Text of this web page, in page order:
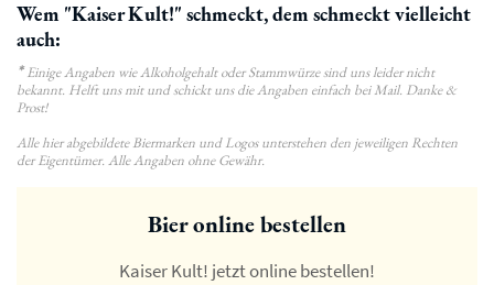
Wem "Kaiser Kult!" schmeckt, dem schmeckt vielleicht
auch:
*Einige Angaben wie Alkoholgehalt oder Stammwürze sind uns leider nicht
bekannt. Helft uns mit und schickt uns die Angaben einfach bei Mail. Danke &
Prost!
Alle hier abgebildete Biermarken und Logos unterstehen den jeweiligen Rechten
der Eigentümer. Alle Angaben ohne Gewähr.
Bier online bestellen
Kaiser Kult! jetzt online bestellen!